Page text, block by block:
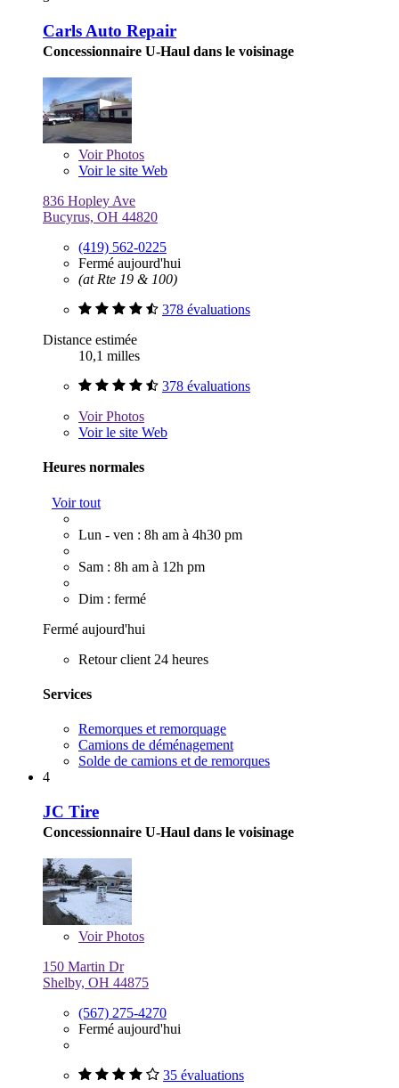
Carls Auto Repair
Concessionnaire U-Haul dans le voisinage
VoirPhotos
Voir le site Web
836 Hopley Ave
Bucyrus, OH 44820
(419) 562-0225
Fermé aujourd'hui
(at Rte 19 & 100)
378 évaluations
Distance estimée
10,1 milles
378 évaluations
VoirPhotos
Voir le site Web
Heures normales
Voir tout
Lun - ven : 8h am à 4h30 pm
Sam : 8h am à 12h pm
Dim : fermé
Fermé aujourd'hui
Retour client 24 heures
Services
Remorques et remorquage
Camions de déménagement
Solde de camions et de remorques
4
JC Tire
Concessionnaire U-Haul dans le voisinage
VoirPhotos
150 Martin Dr
Shelby, OH 44875
(567) 275-4270
Fermé aujourd'hui
35 évaluations